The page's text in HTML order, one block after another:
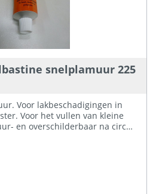
snelplamuur 225
Voor lakbeschadigingen in
Voor het vullen van kleine
en overschilderbaar na circa